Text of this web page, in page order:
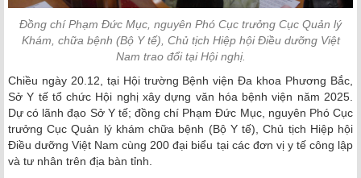
Đồng chí Phạm Đức Mục, nguyên Phó Cục trưởng Cục Quản lý
Khám, chữa bệnh (Bộ Y tế), Chủ tịch Hiệp hội Điều dưỡng Việt
Nam trao đổi tại Hội nghị.
Chiều ngày 20.12, tại Hội trường Bệnh viện Đa khoa Phương Bắc,
Sở Y tế tổ chức Hội nghị xây dựng văn hóa bệnh viện năm 2025.
Dự có lãnh đạo Sở Y tế; đồng chí Phạm Đức Mục, nguyên Phó Cục
trưởng Cục Quản lý khám chữa bệnh (Bộ Y tế), Chủ tịch Hiệp hội
Điều dưỡng Việt Nam cùng 200 đại biểu tại các đơn vị y tế công lập
và tư nhân trên địa bàn tỉnh.